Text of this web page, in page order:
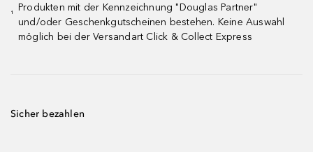
¹
Produkten mit der Kennzeichnung "Douglas Partner"
und/oder Geschenkgutscheinen bestehen. Keine Auswahl
möglich bei der Versandart Click & Collect Express
Sicher bezahlen